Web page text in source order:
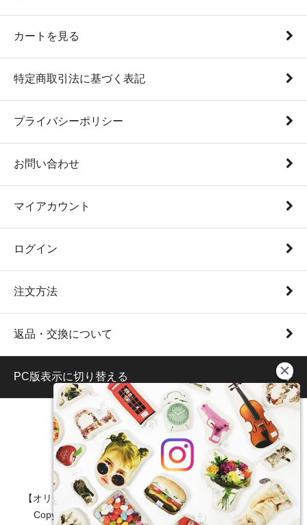
カートを見る
特定商取引法に基づく表記
プライバシーポリシー
お問い合わせ
マイアカウント
ログイン
注文方法
返品・交換について
PC版表示に切り替える
【オリジナル/オーダーメイド/うちの子/クッション/ポーチ】
Copyright (C) 2017 sing thing sing. All Rights Reserved.